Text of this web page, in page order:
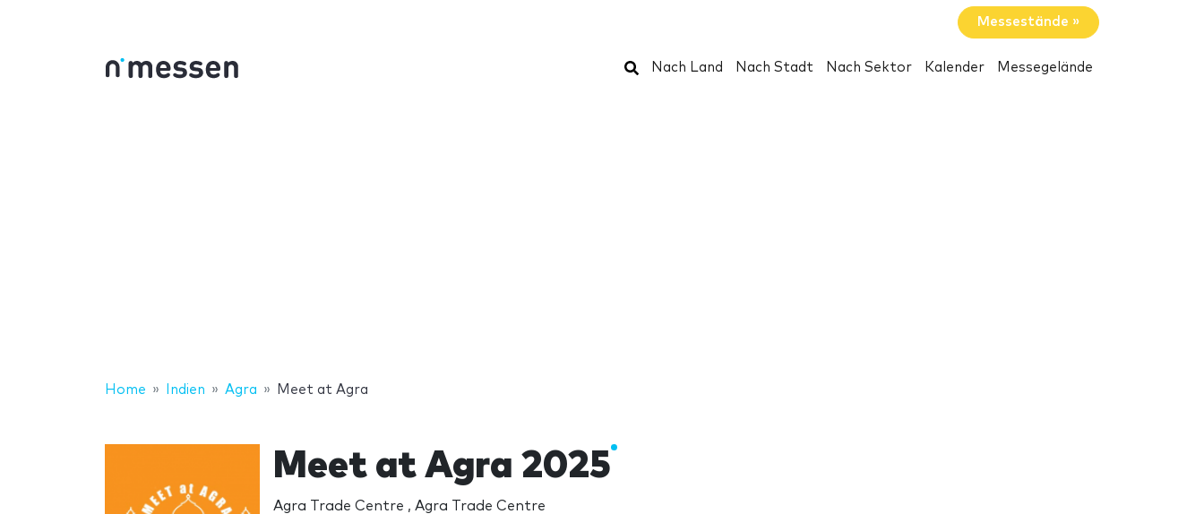
Messestände »
Suchen
Nach Land Nach Stadt Nach Sektor Kalender Messegelände
Home Indien Agra Meet at Agra
Meet at Agra 2025
Agra Trade Centre , Agra Trade Centre